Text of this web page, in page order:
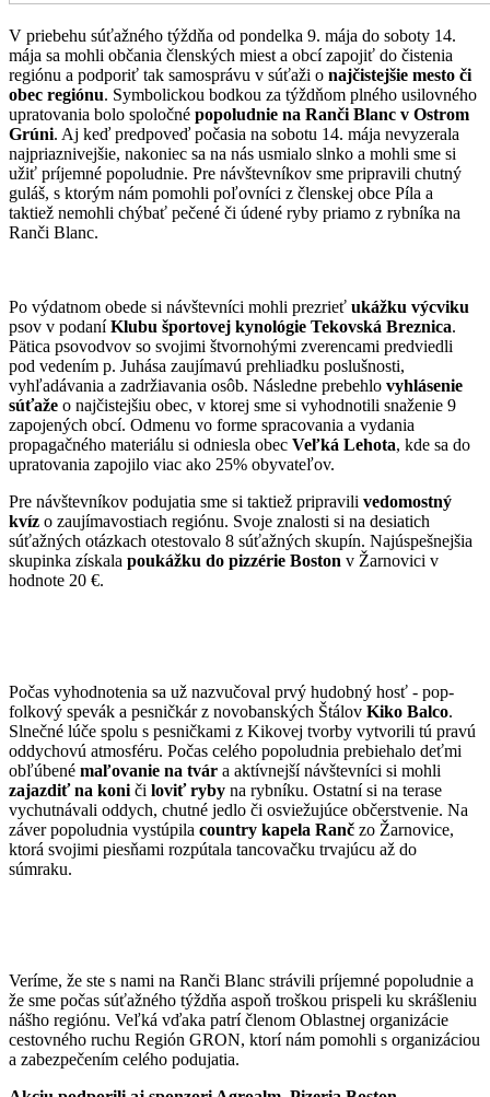
V priebehu súťažného týždňa od pondelka 9. mája do soboty 14.
mája sa mohli občania členských miest a obcí zapojiť do čistenia
regiónu a podporiť tak samosprávu v súťaži o najčistejšie mesto či
obec regiónu. Symbolickou bodkou za týždňom plného usilovného
upratovania bolo spoločné popoludnie na Ranči Blanc v Ostrom
Grúni. Aj keď predpoveď počasia na sobotu 14. mája nevyzerala
najpriaznivejšie, nakoniec sa na nás usmialo slnko a mohli sme si
užiť príjemné popoludnie. Pre návštevníkov sme pripravili chutný
guláš, s ktorým nám pomohli poľovníci z členskej obce Píla a
taktiež nemohli chýbať pečené či údené ryby priamo z rybníka na
Ranči Blanc.
Po výdatnom obede si návštevníci mohli prezrieť ukážku výcviku
psov v podaníKlubu športovej kynológie Tekovská Breznica.
Pätica psovodvov so svojimi štvornohými zverencami predviedli
pod vedením p. Juhása zaujímavú prehliadku poslušnosti,
vyhľadávania a zadržiavania osôb. Následne prebehlo vyhlásenie
súťaže o najčistejšiu obec, v ktorej sme si vyhodnotili snaženie 9
zapojených obcí. Odmenu vo forme spracovania a vydania
propagačného materiálu si odniesla obec Veľká Lehota, kde sa do
upratovania zapojilo viac ako 25% obyvateľov.
Pre návštevníkov podujatia sme si taktiež pripravili vedomostný
kvíz o zaujímavostiach regiónu. Svoje znalosti si na desiatich
súťažných otázkach otestovalo 8 súťažných skupín. Najúspešnejšia
skupinka získala poukážku do pizzérie Boston v Žarnovici v
hodnote 20 €.
Počas vyhodnotenia sa už nazvučoval prvý hudobný hosť - pop-
folkový spevák a pesničkár z novobanských Štálov Kiko Balco.
Slnečné lúče spolu s pesničkami z Kikovej tvorby vytvorili tú pravú
oddychovú atmosféru. Počas celého popoludnia prebiehalo deťmi
obľúbené maľovanie na tvár a aktívnejší návštevníci si mohli
zajazdiť na koni či loviť ryby na rybníku. Ostatní si na terase
vychutnávali oddych, chutné jedlo či osviežujúce občerstvenie. Na
záver popoludnia vystúpila country kapela Ranč zo Žarnovice,
ktorá svojimi piesňami rozpútala tancovačku trvajúcu až do
súmraku.
Veríme, že ste s nami na Ranči Blanc strávili príjemné popoludnie a
že sme počas súťažného týždňa aspoň troškou prispeli ku skrášleniu
nášho regiónu. Veľká vďaka patrí členom Oblastnej organizácie
cestovného ruchu Región GRON, ktorí nám pomohli s organizáciou
a zabezpečením celého podujatia.